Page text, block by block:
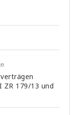
ZR 179/13 und